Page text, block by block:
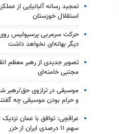
تمجید رسانه آلبانیایی از
استقلال خوزستان
حرکت سرمربی پرسپولیس روی
دیگر بهانه‌ای نخواهد داشت
تصویر جدیدی از رهبر معظم
مجتبی خامنه‌ای
موسیقی در ترازوی حق/رهبر
و حرام بودن موسیقی چه
عراقچی: توافق با عمان
سهم ۱۱ درصدی ایران از خزر